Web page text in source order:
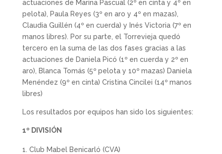
actuaciones de Marina Pascual (2º en cinta y 4º en
pelota), Paula Reyes (3º en aro y 4º en mazas),
Claudia Guillén (4º en cuerda) y Inés Victoria (7º en
manos libres). Por su parte, el Torrevieja quedó
tercero en la suma de las dos fases gracias a las
actuaciones de Daniela Picó (1º en cuerda y 2º en
aro), Blanca Tomás (5º pelota y 10º mazas) Daniela
Menéndez (9º en cinta) Cristina Cincilei (14º manos
libres)
Los resultados por equipos han sido los siguientes:
1º DIVISIÓN
Club Mabel Benicarló (CVA)